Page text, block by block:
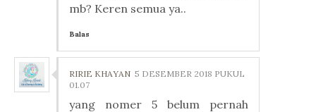
mb? Keren semua ya..
Balas
RIRIE KHAYAN 5 DESEMBER 2018 PUKUL
01.07
yang nomer 5 belum pernah